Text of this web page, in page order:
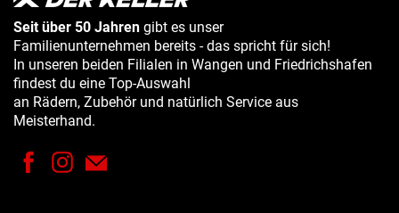
Seit über 50 Jahren gibt es unser
Familienunternehmen bereits - das spricht für sich!
In unseren beiden Filialen in Wangen und Friedrichshafen
findest du eine Top-Auswahl
an Rädern, Zubehör und natürlich Service aus
Meisterhand.